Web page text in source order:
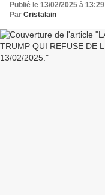
Publié le 13/02/2025 à 13:29
Par Cristalain